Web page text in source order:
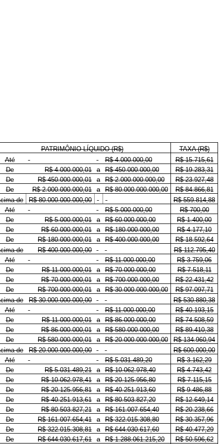
PATRIMÔNIO LÍQUIDO (R$) TAXA (R$)
Até R$ 4.000.000,00
R$ 15.715,61
De
R$ 4.000.000,01 a R$ 450.000.000,00
R$ 19.283,31
De
R$ 450.000.000,01 a R$ 2.000.000.000,00
R$ 23.927,48
De
R$ 2.000.000.000,01 a R$ 80.000.000.000,00
R$ 84.866,81
de
R$ 80.000.000.000,00 R$ 559.814,88
Até R$ 5.000.000,00
R$ 700,00
De
R$ 5.000.000,01 a R$ 60.000.000,00
R$ 1.400,00
De
R$ 60.000.000,01 a R$ 180.000.000,00
R$ 4.177,10
De
R$ 180.000.000,01 a R$ 400.000.000,00
R$ 18.592,64
de
R$ 400.000.000,00 R$ 112.795,40
Até R$ 11.000.000,00
R$ 3.759,06
De
R$ 11.000.000,01 a R$ 70.000.000,00
R$ 7.518,11
De
R$ 70.000.000,01 a R$ 700.000.000,00
R$ 22.431,42
De
R$ 700.000.000,01 a R$ 30.000.000.000,00
R$ 97.097,71
de
R$ 30.000.000.000,00 R$ 530.880,38
Até R$ 11.000.000,00
R$ 40.193,15
De
R$ 11.000.000,01 a R$ 86.000.000,00
R$ 74.508,59
De
R$ 86.000.000,01 a R$ 580.000.000,00
R$ 89.410,38
De
R$ 580.000.000,01 a R$ 20.000.000.000,00
R$ 134.960,94
de
R$ 20.000.000.000,00 R$ 600.000,00
Até R$ 5.031.489,20
R$ 3.162,29
De
R$ 5.031.489,21 a R$ 10.062.978,40
R$ 4.743,42
De
R$ 10.062.978,41 a R$ 20.125.956,80
R$ 7.115,15
De
R$ 20.125.956,81 a R$ 40.251.913,60
R$ 9.486,88
De
R$ 40.251.913,61 a R$ 80.503.827,20
R$ 12.649,14
De
R$ 80.503.827,21 a R$ 161.007.654,40
R$ 20.238,66
De
R$ 161.007.654,41 a R$ 322.015.308,80
R$ 30.357,96
De
R$ 322.015.308,81 a R$ 644.030.617,60
R$ 40.477,29
De
R$ 644.030.617,61 a R$ 1.288.061.215,20 R$ 50.596,62